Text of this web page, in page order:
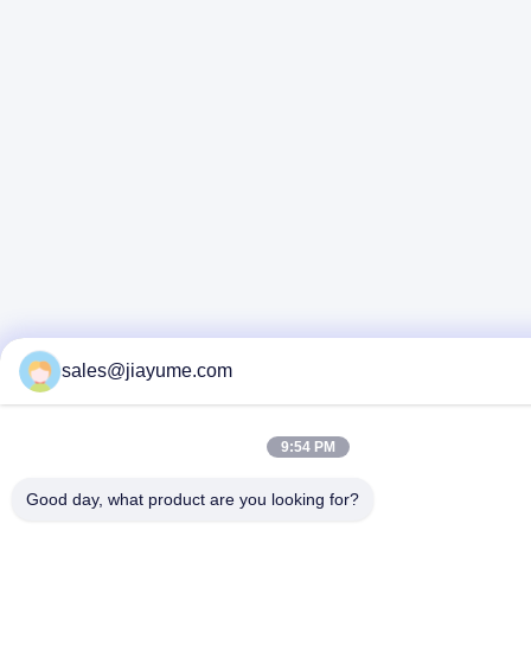
sales@jiayume.com
9:54 PM
Good day, what product are you looking for?